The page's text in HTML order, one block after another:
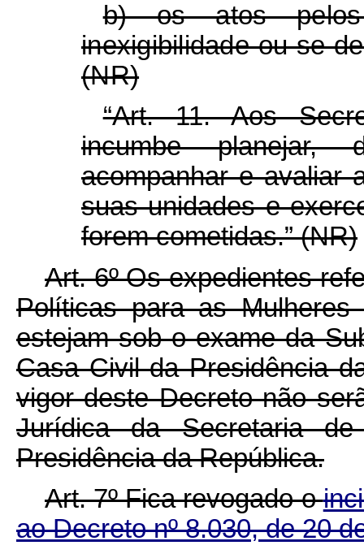
b) os atos
inexigibilidade ou se
(NR)
“Art. 11. Aos
incumbe planejar,
acompanhar e avaliar
suas unidades e
forem cometidas.” (NR)
Art. 6º Os expedientes
Políticas para as
estejam sob o exame da
Casa Civil da Presidência
vigor deste Decreto não
Jurídica da Secretaria
Presidência da República.
Art. 7º Fica revogado o
ao Decreto nº 8.030, de 20